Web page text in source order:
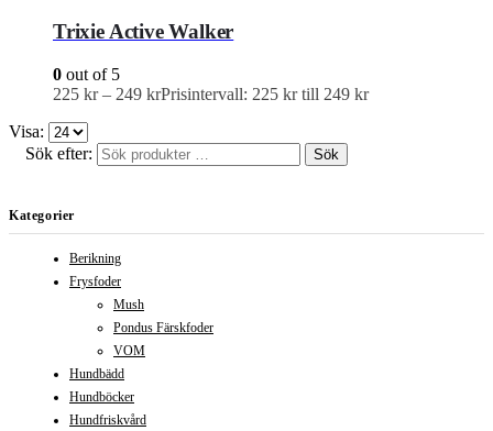
Trixie Active Walker
0 out of 5
225 kr – 249 krPrisintervall: 225 kr till 249 kr
Visa:
Sök efter:
Sök
Kategorier
Berikning
Frysfoder
Mush
Pondus Färskfoder
VOM
Hundbädd
Hundböcker
Hundfriskvård